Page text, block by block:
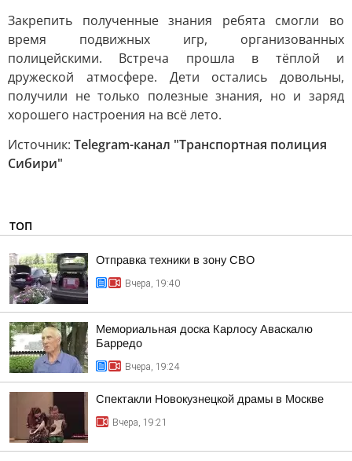
Закрепить полученные знания ребята смогли во
время подвижных игр, организованных
полицейскими. Встреча прошла в тёплой и
дружеской атмосфере. Дети остались довольны,
получили не только полезные знания, но и заряд
хорошего настроения на всё лето.
Источник: Telegram-канал "Транспортная полиция
Сибири"
ТОП
Отправка техники в зону СВО
Вчера, 19:40
Мемориальная доска Карлосу Аваскалю
Барредо
Вчера, 19:24
Спектакли Новокузнецкой драмы в Москве
Вчера, 19:21